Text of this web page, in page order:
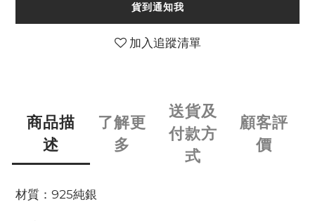
貨到通知我
加入追蹤清單
商品描
述
了解更
多
送貨及
付款方
式
顧客評
價
材質：925純銀